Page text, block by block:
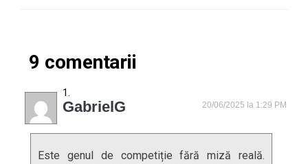
9 comentarii
GabrielG 20/06/2025 la 1:29 PM
Este genul de competiție fără miză reală.